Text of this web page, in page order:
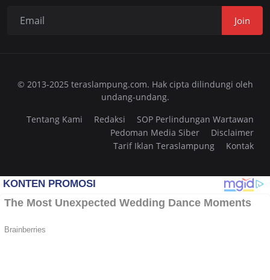
Join
© 2013-2025 teraslampung.com. Hak cipta dilindungi oleh
undang-undang.
Tentang Kami
Redaksi
SOP Perlindungan Wartawan
Pedoman Media Siber
Disclaimer
Tarif Iklan Teraslampung
Kontak